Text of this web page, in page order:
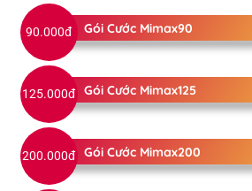
90.000đ Gói Cước Mimax90
125.000đ Gói Cước Mimax125
200.000đ Gói Cước Mimax200